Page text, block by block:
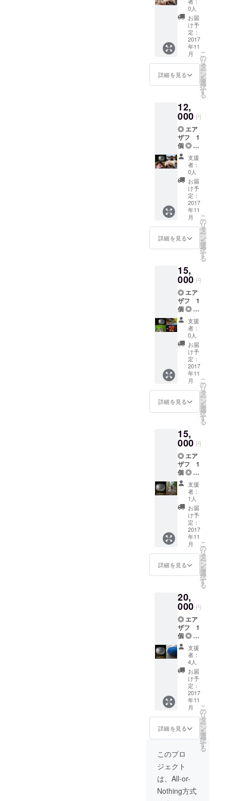
丼料
理・お
茶 本格
的な禅
堂で体
験する
坐禅と
沢庵和
尚の故
天丼。
イトに
お名前
をクレ
ジット
◎ オリ
ジナル
お香 1
セット
◎ feel-
the-
ルス
テッ
カー ◎
宗鏡寺
（沢庵
寺）で
坐禅、
茶礼、
法話 ＋
斎座
（昼
食） 禅
堂での
坐禅の
後は三
代将軍
徳川家
の由来
となっ
を召し
上がっ
ていた
だきま
す。
0人
お届
け予
定：
2017
年11
月
詳細を見る
こ
の
リ
タ
ー
ン
を
選
択
す
る
12,
000 円
◎ エア
ザフ 1
個 ◎ エ
アザフ
WEBサ
イトに
お名前
をクレ
ジット
◎ オリ
ジナル
お香 1
セット
◎ feel-
the-
ルス
テッ
カー ◎
宗鏡寺
（沢庵
寺）で
写経、
茶礼、
法話、
ご祈
祷、斎
座（昼
食） 禅
堂で般
若心経
を写経
してい
筆で文
字を書
がない
方は特
に新鮮
な体験
になる
と思い
ます。
静寂の
中、一
文字一
文字を
大切
に、集
中し、
す。
支援
者：
0人
お届
け予
定：
2017
年11
月
詳細を見る
こ
の
リ
タ
ー
ン
を
選
択
す
る
15,
000 円
◎ エア
ザフ 1
個 ◎ エ
アザフ
WEBサ
イトに
お名前
をクレ
ジット
◎ オリ
ジナル
お香 1
セット
◎ feel-
the-
ルス
テッ
カー ◎
京都
酬恩庵
一休寺
で拝
観・精
進料理
（一汁
九菜精
進膳）
禅宗で
は食べ
ること
も修行
の一つ
肉、魚
を一切
せん。
四季そ
れぞれ
の食材
を活か
した料
理で
す。
支援
者：
0人
お届
け予
定：
2017
年11
月
詳細を見る
こ
の
リ
タ
ー
ン
を
選
択
す
る
15,
000 円
◎ エア
ザフ 1
個 ◎ エ
アザフ
WEBサ
イトに
お名前
をクレ
ジット
◎ オリ
ジナル
お香 1
セット
◎ feel-
the-
ルス
テッ
カー ◎
エアザ
フ完成
後、代
表宮本
とト
レッキ
ングに
行き一
緒に瞑
想す
る。
（昼食
付き）
京都一
東山
の一部
を予定
りま
支援
者：
1人
お届
け予
定：
2017
年11
月
詳細を見る
こ
の
リ
タ
ー
ン
を
選
択
す
る
20,
000 円
◎ エア
ザフ 1
個 ◎ 布
製座
蒲 麻
のシ
リーズ
（8色の
中から
希望の
お色を1
つお選
び下さ
い） ◎
エアザ
サイト
にお名
前をク
レジッ
ト ◎ オ
リジナ
支援
者：
4人
お届
け予
定：
2017
年11
月
詳細を見る
こ
の
リ
タ
ー
ン
を
選
択
す
る
このプロ
ジェクト
は、All-or-
Nothing方式